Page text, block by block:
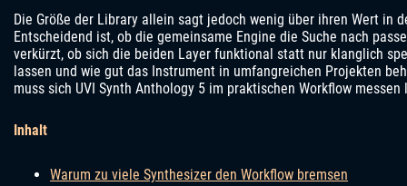
Die Größe der Library allein sagt jedoch wenig über ihren Wert in
Entscheidend ist, ob die gemeinsame Engine die Suche nach
verkürzt, ob sich die beiden Layer funktional statt nur klanglich
lassen und wie gut das Instrument in umfangreichen Projekten
muss sich UVI Synth Anthology 5 im praktischen Workflow messen
Inhalt
Warum zu viele Synthesizer den Workflow bremsen